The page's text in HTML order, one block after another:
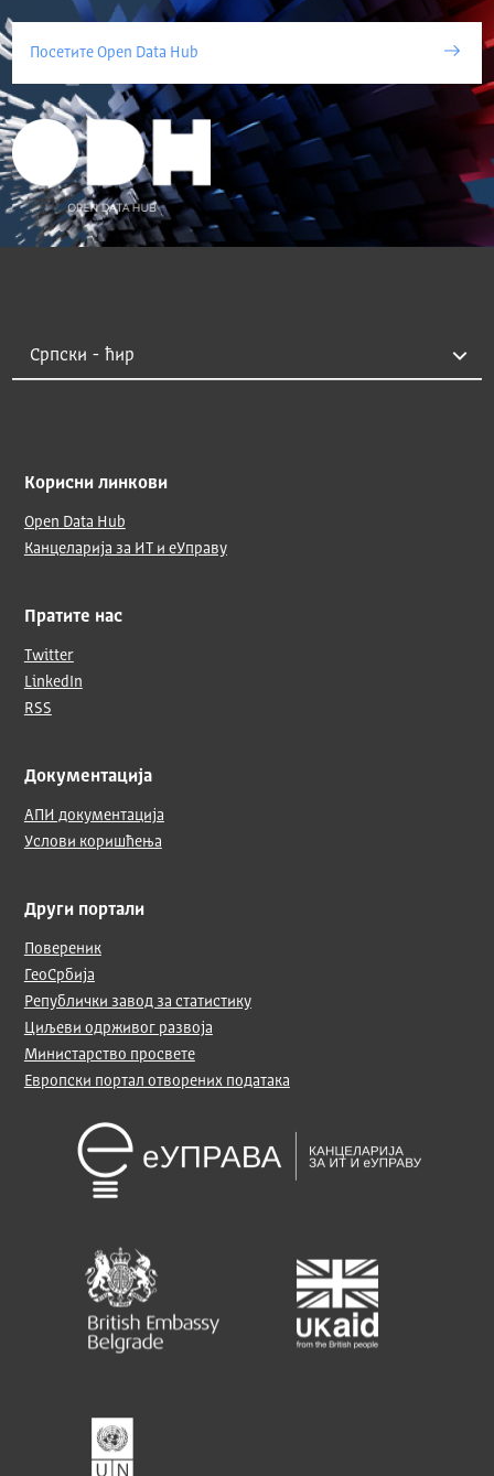
Посетите Open Data Hub
Корисни линкови
Open Data Hub
Канцеларија за ИТ и еУправу
Пратите нас
Twitter
LinkedIn
RSS
Документација
АПИ документација
Услови коришћења
Други портали
Повереник
ГеоСрбија
Републички завод за статистику
Циљеви одрживог развоја
Министарство просвете
Европски портал отворених података